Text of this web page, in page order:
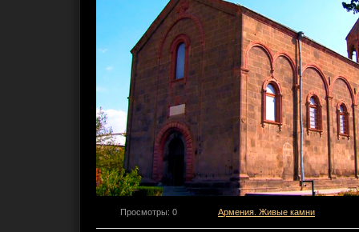
Просмотры: 0 Армения. Живые камни